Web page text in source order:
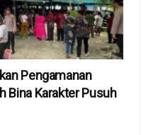
Pengamanan
Bina Karakter Pusuh